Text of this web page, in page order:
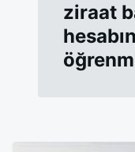
ziraat